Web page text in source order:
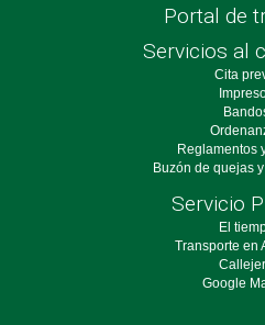
Portal de
Servicios al
Cita
Reglamentos
Buzón de quejas
Servicio
El
Transporte en
Google